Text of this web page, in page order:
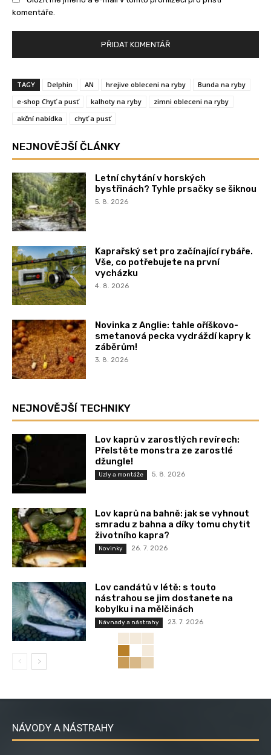
komentáře.
TAGY Delphin AN hrejive obleceni na ryby
Bunda na ryby
e-shop Chyť a pusť
kalhoty na ryby
zimni obleceni na ryby
akční nabídka
chyť a pusť
NEJNOVĚJŠÍ ČLÁNKY
Letní chytání v horských
bystřinách? Tyhle prsačky se šiknou
5. 8. 2026
Kaprařský set pro začínající rybáře.
Vše, co potřebujete na první
vycházku
4. 8. 2026
Novinka z Anglie: tahle oříškovo-
smetanová pecka vydráždí kapry k
záběrům!
3. 8. 2026
NEJNOVĚJŠÍ TECHNIKY
Lov kaprů v zarostlých revírech:
Přelstěte monstra ze zarostlé
džungle!
Uzly a montáže 5. 8. 2026
Lov kaprů na bahně: jak se vyhnout
smradu z bahna a díky tomu chytit
životního kapra?
Novinky 26. 7. 2026
Lov candátů v létě: s touto
nástrahou se jim dostanete na
kobylku i na mělčinách
Návnady a nástrahy 23. 7. 2026
NÁVODY A NÁSTRAHY